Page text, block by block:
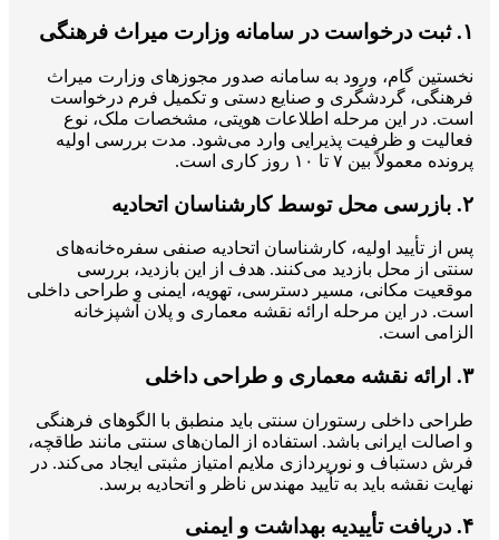
۱. ثبت درخواست در سامانه وزارت میراث فرهنگی
نخستین گام، ورود به سامانه صدور مجوزهای وزارت میراث
فرهنگی، گردشگری و صنایع دستی و تکمیل فرم درخواست
است. در این مرحله اطلاعات هویتی، مشخصات ملک، نوع
فعالیت و ظرفیت پذیرایی وارد می‌شود. مدت بررسی اولیه
پرونده معمولاً بین ۷ تا ۱۰ روز کاری است.
۲. بازرسی محل توسط کارشناسان اتحادیه
پس از تأیید اولیه، کارشناسان اتحادیه صنفی سفره‌خانه‌های
سنتی از محل بازدید می‌کنند. هدف از این بازدید، بررسی
موقعیت مکانی، مسیر دسترسی، تهویه، ایمنی و طراحی داخلی
است. در این مرحله ارائه نقشه معماری و پلان آشپزخانه
الزامی است.
۳. ارائه نقشه معماری و طراحی داخلی
طراحی داخلی رستوران سنتی باید منطبق با الگوهای فرهنگی
و اصالت ایرانی باشد. استفاده از المان‌های سنتی مانند طاقچه،
فرش دستباف و نورپردازی ملایم امتیاز مثبتی ایجاد می‌کند. در
نهایت نقشه باید به تأیید مهندس ناظر و اتحادیه برسد.
۴. دریافت تأییدیه بهداشت و ایمنی